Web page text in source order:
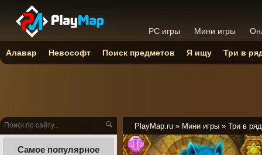
PlayMap.ru » Мини игры » Три в ряд
Самое популярное
PC игры Мини игры
Алавар Невософт Поиск предметов Я ищу Три в